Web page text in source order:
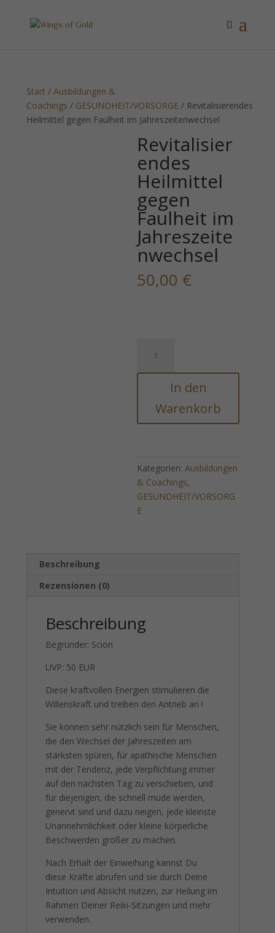
Start /Ausbildungen &
Coachings / GESUNDHEIT/VORSORGE / Revitalisierendes
Heilmittel gegen Faulheit im Jahreszeitenwechsel
Revitalisier
endes
Heilmittel
gegen
Faulheit im
Jahreszeite
nwechsel
50,00 €
Heilmittel
gegen
Jahreszeitenwechsel
In den
Warenkorb
Kategorien:Ausbildungen
& Coachings,
GESUNDHEIT/VORSORG
E
Beschreibung
Rezensionen (0)
Beschreibung
Begründer: Scion
UVP: 50 EUR
Diese kraftvollen Energien stimulieren die
Willenskraft und treiben den Antrieb an !
Sie können sehr nützlich sein für Menschen,
die den Wechsel der Jahreszeiten am
stärksten spüren, für apathische Menschen
mit der Tendenz, jede Verpflichtung immer
auf den nächsten Tag zu verschieben, und
für diejenigen, die schnell müde werden,
genervt sind und dazu neigen, jede kleinste
Unannehmlichkeit oder kleine körperliche
Beschwerden größer zu machen.
Nach Erhalt der Einweihung kannst Du
diese Kräfte abrufen und sie durch Deine
Intuition und Absicht nutzen, zur Heilung im
Rahmen Deiner Reiki-Sitzungen und mehr
verwenden.